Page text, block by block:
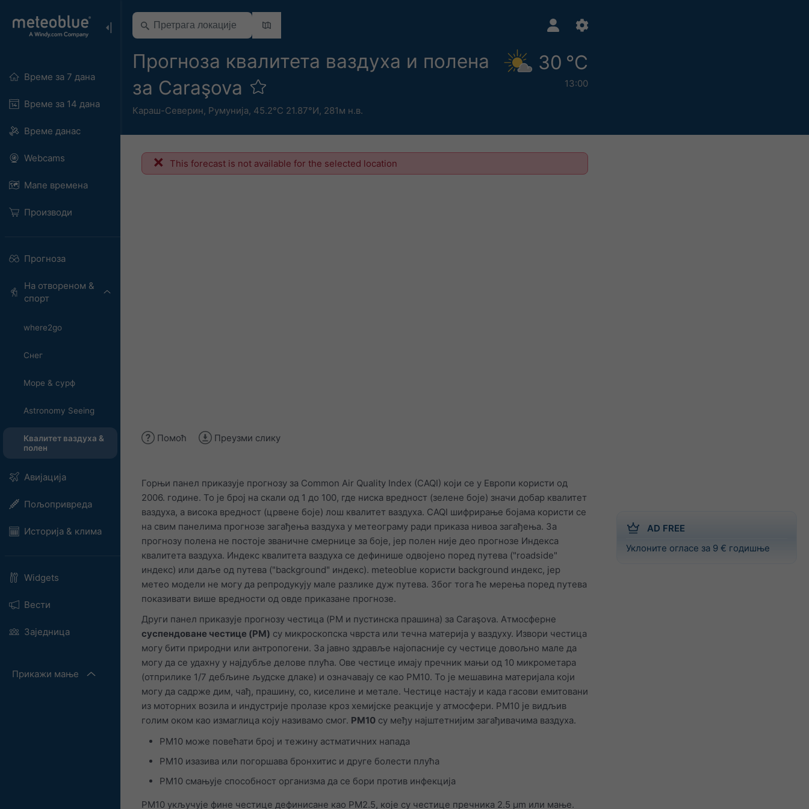
Време за 7 дана
Време за 14 дана
Време данас
Webcams
Мапе времена
Производи
Прогноза
На отвореном &
спорт
where2go
Снег
Море & сурф
Astronomy Seeing
Квалитет ваздуха &
полен
Авијација
Пољопривреда
Историја & клима
Widgets
Вести
Заједница
Прикажи мање
Прогноза квалитета ваздуха и полена
за Caraşova
Караш-Северин, Румунија, 45.2°С 21.87°И, 281м н.в.
30 °C
13:00
AD FREE
Уклоните огласе за 9 € годишње
This forecast is not available for the selected location
Помоћ Преузми слику
Горњи панел приказује прогнозу за Common Air Quality Index (CAQI) који се у Европи користи од
2006. године. То је број на скали од 1 до 100, где ниска вредност (зелене боје) значи добар квалитет
ваздуха, а висока вредност (црвене боје) лош квалитет ваздуха. CAQI шифрирање бојама користи се
на свим панелима прогнозе загађења ваздуха у метеограму ради приказа нивоа загађења. За
прогнозу полена не постоје званичне смернице за боје, јер полен није део прогнозе Индекса
квалитета ваздуха. Индекс квалитета ваздуха се дефинише одвојено поред путева ("roadside"
индекс) или даље од путева ("background" индекс). meteoblue користи background индекс, јер
метео модели не могу да репродукују мале разлике дуж путева. Због тога ће мерења поред путева
показивати више вредности од овде приказане прогнозе.
Други панел приказује прогнозу честица (PM и пустинска прашина) за Caraşova. Атмосферне
суспендоване честице (PM) су микроскопска чврста или течна материја у ваздуху. Извори честица
могу бити природни или антропогени. За јавно здравље најопасније су честице довољно мале да
могу да се удахну у најдубље делове плућа. Ове честице имају пречник мањи од 10 микрометара
(отприлике 1/7 дебљине људске длаке) и означавају се као PM10. То је мешавина материјала који
могу да садрже дим, чађ, прашину, со, киселине и метале. Честице настају и када гасови емитовани
из моторних возила и индустрије пролазе кроз хемијске реакције у атмосфери. PM10 је видљив
голим оком као измаглица коју називамо смог. PM10 су међу најштетнијим загађивачима ваздуха.
PM10 може повећати број и тежину астматичних напада
PM10 изазива или погоршава бронхитис и друге болести плућа
PM10 смањује способност организма да се бори против инфекција
PM10 укључује фине честице дефинисане као PM2.5, које су честице пречника 2.5 μm или мање.